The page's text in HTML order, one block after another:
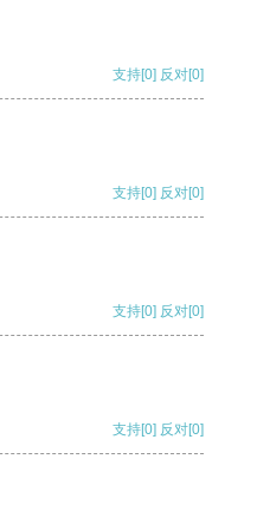
支持[0] 反对[0]
支持[0] 反对[0]
支持[0] 反对[0]
支持[0] 反对[0]